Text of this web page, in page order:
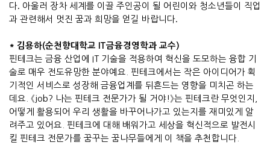
다. 아울러 장차 세계를 이끌 주인공이 될 어린이와 청소년들이 직업
과 관련해서 멋진 꿈과 희망을 얻길 바랍니다.
* 김용하(순천향대학교 IT금융경영학과 교수)
핀테크는 금융 산업에 IT 기술을 적용하여 혁신을 도모하는 융합 기
술로 매우 전도유망한 분야예요
핀테크에서는 작은 아이디어가 획
기적인 서비스로 성장해 금융업계를 뒤흔드는 영향을 미치곤 하는
데요
《job? 나는 핀테크 전문가가 될 거야! 》는 핀테크란 무엇인지
어떻게 활용되어 우리 생활을 바꾸어나가고 있는지를 재미있게 알
려주고 있어요
핀테크에 대해 배워가고 세상을 혁신적으로 발전시
킬 핀테크 전문가를 꿈꾸는 꿈나무들에게 이 책을 추천합니다